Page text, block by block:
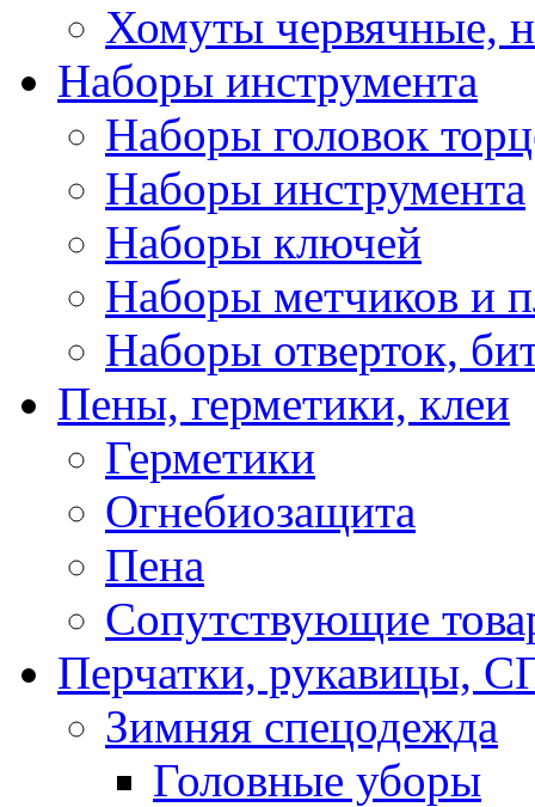
Хомуты червячные,
Наборы инструмента
Наборы головок
Наборы инструмента
Наборы ключей
Наборы метчиков и
Наборы отверток,
Пены, герметики, клеи
Герметики
Огнебиозащита
Пена
Сопутствующие
Перчатки,
Зимняя спецодежда
Головные уборы